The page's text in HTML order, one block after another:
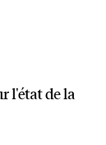
l'état de la